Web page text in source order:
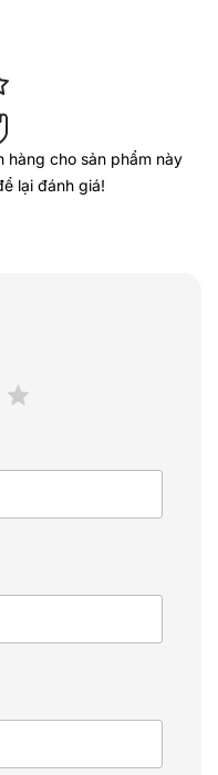
hàng cho sản phẩm này
lại đánh giá!